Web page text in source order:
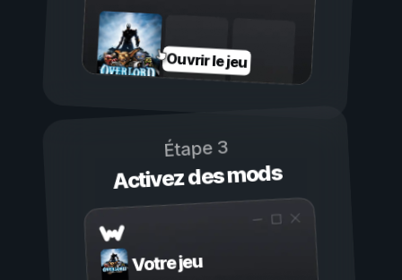
Ouvrir le jeu
Étape 3
Activez des mods
Votre jeu